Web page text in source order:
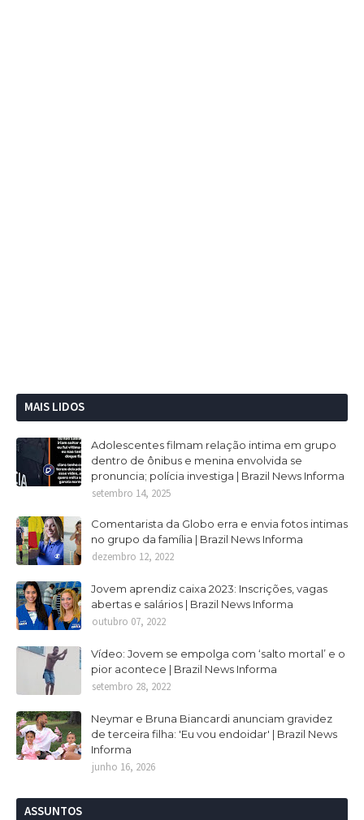
MAIS LIDOS
Adolescentes filmam relação intima em grupo
dentro de ônibus e menina envolvida se
pronuncia; polícia investiga | Brazil News Informa
setembro 14, 2025
Comentarista da Globo erra e envia fotos intimas
no grupo da família | Brazil News Informa
dezembro 12, 2022
Jovem aprendiz caixa 2023: Inscrições, vagas
abertas e salários | Brazil News Informa
outubro 07, 2022
Vídeo: Jovem se empolga com ‘salto mortal’ e o
pior acontece | Brazil News Informa
setembro 28, 2022
Neymar e Bruna Biancardi anunciam gravidez
de terceira filha: 'Eu vou endoidar' | Brazil News
Informa
junho 16, 2026
ASSUNTOS